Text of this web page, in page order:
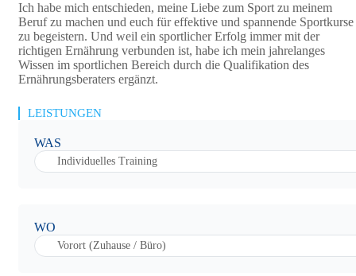
Ich habe mich entschieden, meine Liebe zum Sport zu meinem
Beruf zu machen und euch für effektive und spannende Sportkurse
zu begeistern. Und weil ein sportlicher Erfolg immer mit der
richtigen Ernährung verbunden ist, habe ich mein jahrelanges
Wissen im sportlichen Bereich durch die Qualifikation des
Ernährungsberaters ergänzt.
LEISTUNGEN
WAS
Individuelles Training
WO
Vorort (Zuhause / Büro)